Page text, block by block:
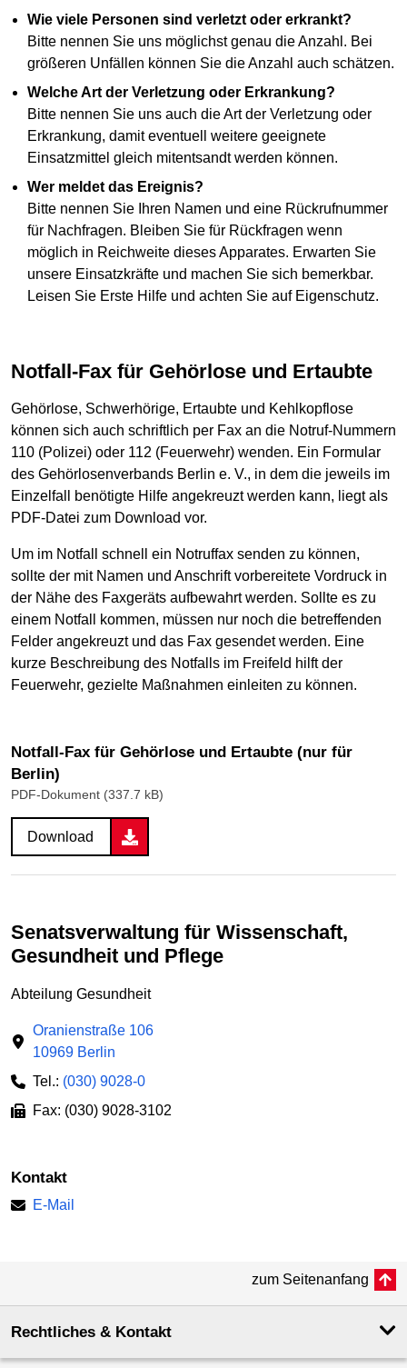
Wie viele Personen sind verletzt oder erkrankt?
Bitte nennen Sie uns möglichst genau die Anzahl. Bei
größeren Unfällen können Sie die Anzahl auch schätzen.
Welche Art der Verletzung oder Erkrankung?
Bitte nennen Sie uns auch die Art der Verletzung oder
Erkrankung, damit eventuell weitere geeignete
Einsatzmittel gleich mitentsandt werden können.
Wer meldet das Ereignis?
Bitte nennen Sie Ihren Namen und eine Rückrufnummer
für Nachfragen. Bleiben Sie für Rückfragen wenn
möglich in Reichweite dieses Apparates. Erwarten Sie
unsere Einsatzkräfte und machen Sie sich bemerkbar.
Leisen Sie Erste Hilfe und achten Sie auf Eigenschutz.
Notfall-Fax für Gehörlose und Ertaubte
Gehörlose, Schwerhörige, Ertaubte und Kehlkopflose
können sich auch schriftlich per Fax an die Notruf-Nummern
110 (Polizei) oder 112 (Feuerwehr) wenden. Ein Formular
des Gehörlosenverbands Berlin e. V., in dem die jeweils im
Einzelfall benötigte Hilfe angekreuzt werden kann, liegt als
PDF-Datei zum Download vor.
Um im Notfall schnell ein Notruffax senden zu können,
sollte der mit Namen und Anschrift vorbereitete Vordruck in
der Nähe des Faxgeräts aufbewahrt werden. Sollte es zu
einem Notfall kommen, müssen nur noch die betreffenden
Felder angekreuzt und das Fax gesendet werden. Eine
kurze Beschreibung des Notfalls im Freifeld hilft der
Feuerwehr, gezielte Maßnahmen einleiten zu können.
Notfall-Fax für Gehörlose und Ertaubte (nur für
Berlin)
PDF-Dokument (337.7 kB)
Download
Senatsverwaltung für Wissenschaft,
Gesundheit und Pflege
Abteilung Gesundheit
Oranienstraße 106
10969 Berlin
Tel.: (030) 9028-0
Fax: (030) 9028-3102
Kontakt
E-Mail
zum Seitenanfang
Rechtliches & Kontakt